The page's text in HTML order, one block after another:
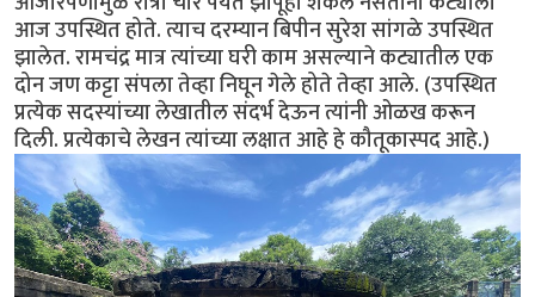
आज उपस्थित होते. त्याच दरम्यान बिपीन सुरेश सांगळे उपस्थित
झालेत. रामचंद्र मात्र त्यांच्या घरी काम असल्याने कट्यातील एक
दोन जण कट्टा संपला तेव्हा निघून गेले होते तेव्हा आले. (उपस्थित
प्रत्येक सदस्यांच्या लेखातील संदर्भ देऊन त्यांनी ओळख करून
दिली. प्रत्येकाचे लेखन त्यांच्या लक्षात आहे हे कौतूकास्पद आहे.)